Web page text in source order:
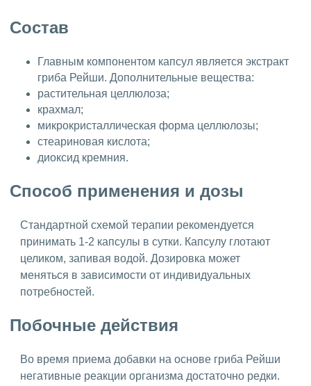
Состав
Главным компонентом капсул является экстракт
гриба Рейши. Дополнительные вещества:
растительная целлюлоза;
крахмал;
микрокристаллическая форма целлюлозы;
стеариновая кислота;
диоксид кремния.
Способ применения и дозы
Стандартной схемой терапии рекомендуется
принимать 1-2 капсулы в сутки. Капсулу глотают
целиком, запивая водой. Дозировка может
меняться в зависимости от индивидуальных
потребностей.
Побочные действия
Во время приема добавки на основе гриба Рейши
негативные реакции организма достаточно редки.